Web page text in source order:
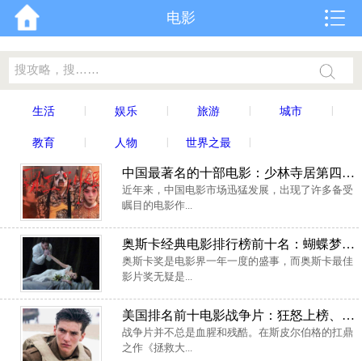
电影
生活 娱乐 旅游 城市
教育 人物 世界之最
中国最著名的十部电影：少林寺居第四，霸王别姬得冠军
近年来，中国电影市场迅猛发展，出现了许多备受
瞩目的电影作...
奥斯卡经典电影排行榜前十名：蝴蝶梦排第七，茶花女居榜首
奥斯卡奖是电影界一年一度的盛事，而奥斯卡最佳
影片奖无疑是...
美国排名前十电影战争片：狂怒上榜、敦刻尔克居榜首
战争片并不总是血腥和残酷。在斯皮尔伯格的扛鼎
之作《拯救大...